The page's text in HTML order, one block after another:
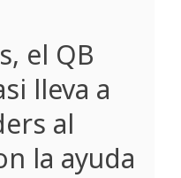
el QB
lleva a
al
la ayuda